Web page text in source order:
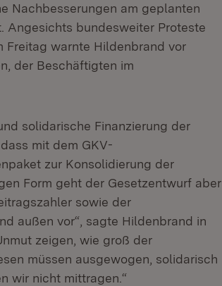
Nachbesserungen am geplanten
Angesichts bundesweiter Proteste
in neuem Fenster)
Freitag warnte Hildenbrand vor
der Beschäftigten im
solidarische Finanzierung der
mit dem GKV-
zur Konsolidierung der
Form geht der Gesetzentwurf aber
sowie der
außen vor“, sagte Hildenbrand in
zeigen, wie groß der
müssen ausgewogen, solidarisch
wir nicht mittragen.“